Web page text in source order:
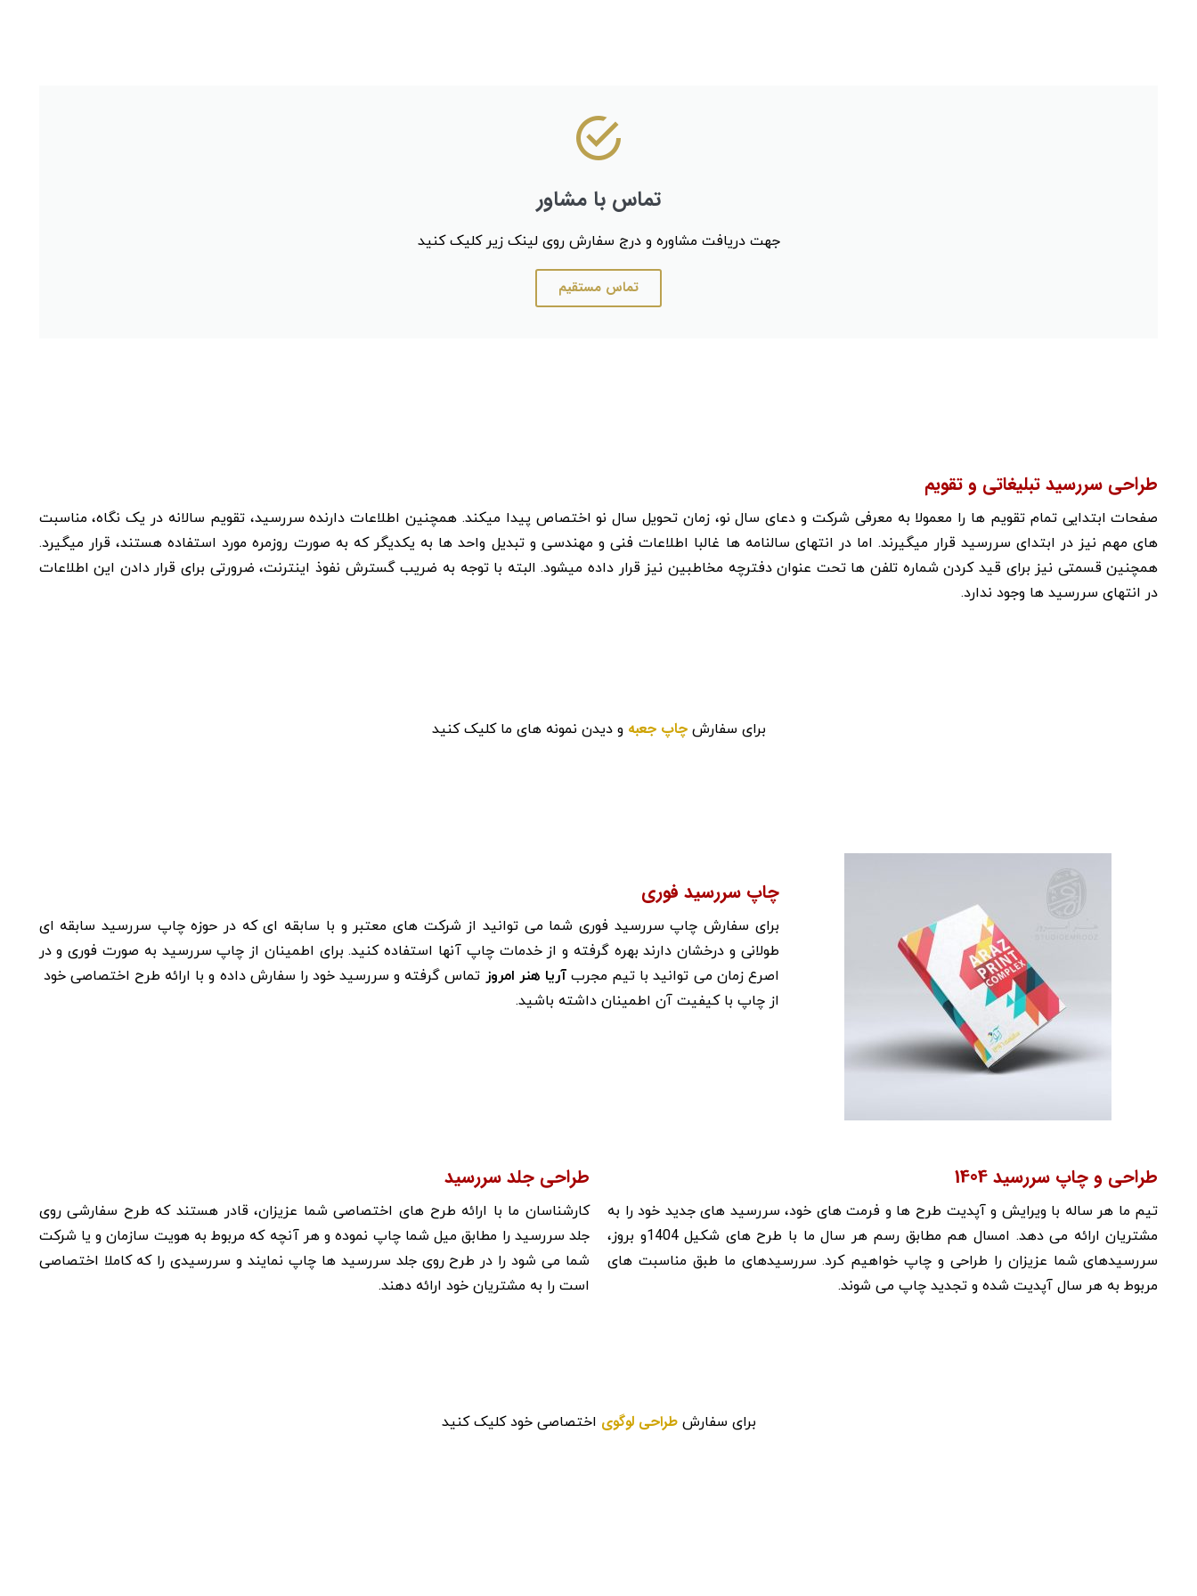
تماس با مشاور
جهت دریافت مشاوره و درج سفارش روی لینک زیر کلیک کنید
تماس مستقیم
طراحی سررسید تبلیغاتی و تقویم
صفحات ابتدایی تمام تقویم ها را معمولا به معرفی شرکت و دعای سال نو، زمان تحویل سال نو اختصاص پیدا میکند. همچنین اطلاعات دارنده سررسید، تقویم سالانه در یک نگاه، مناسبت
های مهم نیز در ابتدای سررسید قرار میگیرند. اما در انتهای سالنامه ها غالبا اطلاعات فنی و مهندسی و تبدیل واحد ها به یکدیگر که به صورت روزمره مورد استفاده هستند، قرار میگیرد.
همچنین قسمتی نیز برای قید کردن شماره تلفن ها تحت عنوان دفترچه مخاطبین نیز قرار داده میشود. البته با توجه به ضریب گسترش نفوذ اینترنت، ضرورتی برای قرار دادن این اطلاعات
در انتهای سررسید ها وجود ندارد.
برای سفارشچاپ جعبه و دیدن نمونه های ما کلیک کنید
چاپ سررسید فوری
برای سفارش چاپ سررسید فوری شما می توانید از شرکت های معتبر و با سابقه ای که در حوزه چاپ سررسید سابقه ای
طولانی و درخشان دارند بهره گرفته و از خدمات چاپ آنها استفاده کنید. برای اطمینان از چاپ سررسید به صورت فوری و در
اصرع زمان می توانید با تیم مجربآریا هنر امروز تماس گرفته و سررسید خود را سفارش داده و با ارائه طرح اختصاصی خود
از چاپ با کیفیت آن اطمینان داشته باشید.
طراحی و چاپ سررسید 1404
تیم ما هر ساله با ویرایش و آپدیت طرح ها و فرمت های خود، سررسید های جدید خود را به
مشتریان ارائه می دهد. امسال هم مطابق رسم هر سال ما با طرح های شکیل 1404و بروز،
سررسیدهای شما عزیزان را طراحی و چاپ خواهیم کرد. سررسیدهای ما طبق مناسبت های
مربوط به هر سال آپدیت شده و تجدید چاپ می شوند.
طراحی جلد سررسید
کارشناسان ما با ارائه طرح های اختصاصی شما عزیزان، قادر هستند که طرح سفارشی روی
جلد سررسید را مطابق میل شما چاپ نموده و هر آنچه که مربوط به هویت سازمان و یا شرکت
شما می شود را در طرح روی جلد سررسید ها چاپ نمایند و سررسیدی را که کاملا اختصاصی
است را به مشتریان خود ارائه دهند.
برای سفارشطراحی لوگوی اختصاصی خود کلیک کنید